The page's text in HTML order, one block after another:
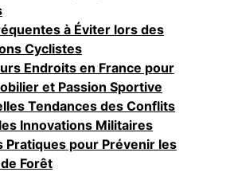
à Éviter lors des
Cyclistes
Endroits en France pour
et Passion Sportive
Tendances des Conflits
Innovations Militaires
Pratiques pour Prévenir les
Forêt